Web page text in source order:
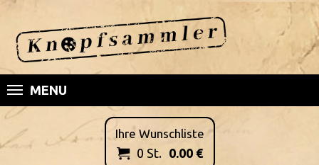
MENU
Ihre Wunschliste
 0 St. 0.00€